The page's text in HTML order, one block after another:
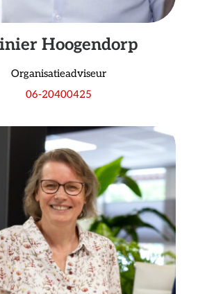
Hoogendorp
Organisatieadviseur
06-20400425